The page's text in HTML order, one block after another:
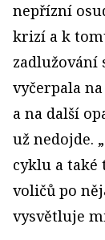
nepřízní
krizí a k
zadlužování
vyčerpala
a na další
už nedojde.
cyklu a také
voličů po
vysvětluje